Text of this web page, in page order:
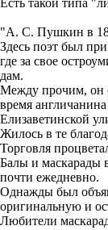
"А. С. Пушкин в
Здесь поэт был
где за свое
дам.
Между прочим, он
время
Елизаветинской
Жилось в те
Торговля
Балы и маскарады
почти ежедневно.
Однажды был
оригинальную и
Любители